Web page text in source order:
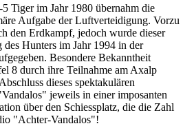
Tiger im Jahr 1980 übernahm die
Aufgabe der Luftverteidigung. Vorzu
den Erdkampf, jedoch wurde dieser
des Hunters im Jahr 1994 in der
Besondere Bekanntheit
8 durch ihre Teilnahme am Axalp
dieses spektakulären
jeweils in einer imposanten
über den Schiessplatz, die die Zahl
"Achter-Vandalos"!